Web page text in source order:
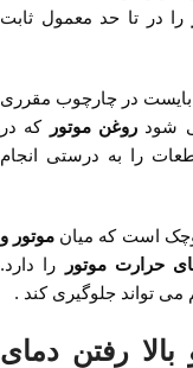
را در تا حد معمول ثابت
در چارچوب مقرری
شود روغن موتور که در
را به درستی انجام
است که میان موتور و
حرارت موتور
را دارد.
می تواند جلوگیری کند .
رفتن دمای